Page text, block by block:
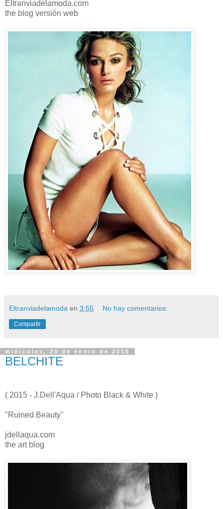
Eltranviadelamoda.com
the blog versión web
Eltranviadelamoda en 3:55 No hay comentarios:
Compartir
miércoles, 20 de enero de 2016
BELCHITE
( 2015 - J.Dell'Aqua / Photo Black & White )
"Ruined Beauty"
jdellaqua.com
the art blog